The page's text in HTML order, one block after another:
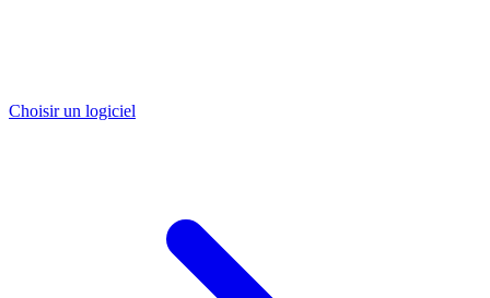
Choisir un logiciel